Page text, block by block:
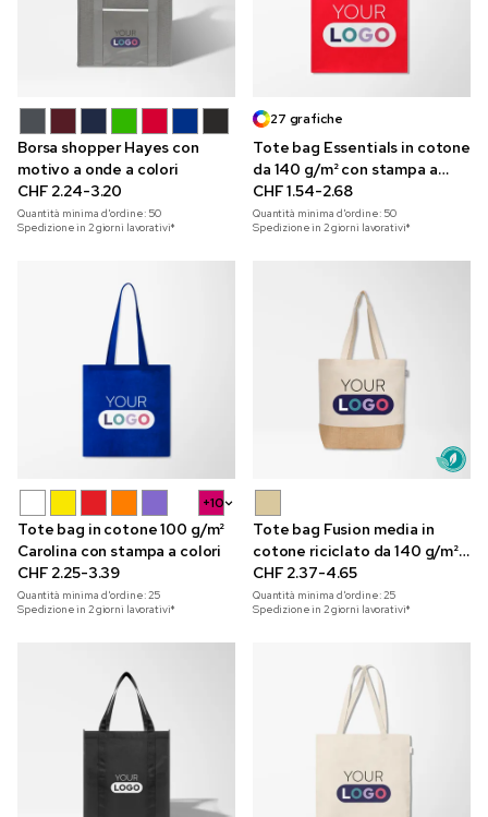
Borsa shopper Hayes con
motivo a onde a colori
CHF 2.24-3.20
Quantità minima d'ordine: 50
Spedizione in 2 giorni lavorativi*
27 grafiche
Tote bag Essentials in cotone
da 140 g/m² con stampa a
colori
CHF 1.54-2.68
Quantità minima d'ordine: 50
Spedizione in 2 giorni lavorativi*
+10
Tote bag in cotone 100 g/m²
Carolina con stampa a colori
CHF 2.25-3.39
Quantità minima d'ordine:25
Spedizione in 2 giorni lavorativi*
Tote bag Fusion media in
cotone riciclato da 140 g/m²
e iuta con stampa a colori
CHF 2.37-4.65
Quantità minima d'ordine:25
Spedizione in 2 giorni lavorativi*